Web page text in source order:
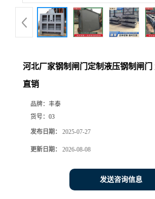
河北厂家钢制闸门定制液压钢制闸
直销
品牌： 丰泰
货号： 03
发布日期： 2025-07-27
更新日期： 2026-08-08
发送咨询信息